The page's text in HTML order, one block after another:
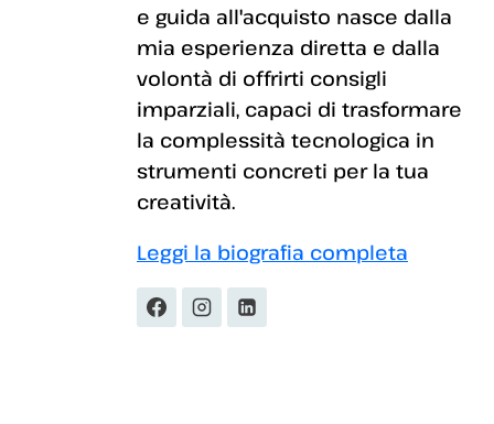
e guida all'acquisto nasce dalla
mia esperienza diretta e dalla
volontà di offrirti consigli
imparziali, capaci di trasformare
la complessità tecnologica in
strumenti concreti per la tua
creatività.
Leggi la biografia completa